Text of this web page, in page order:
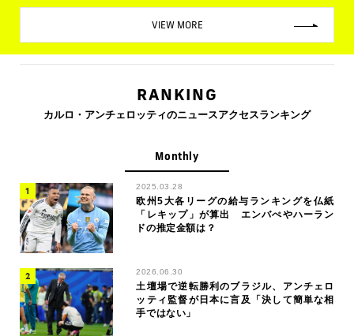
VIEW MORE
RANKING
カルロ・アンチェロッティのニュースアクセスランキング
Monthly
2025.03.28
欧州5大各リーグの給与ランキングを仏紙
「レキップ」が算出 エンバぺやハーラン
ドの推定金額は？
2026.06.30
土壇場で逆転勝利のブラジル、アンチェロ
ッティ監督が日本に言及「決して簡単な相
手ではない」